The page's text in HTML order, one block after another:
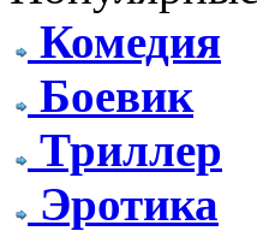
Комедия
Боевик
Триллер
Эротика